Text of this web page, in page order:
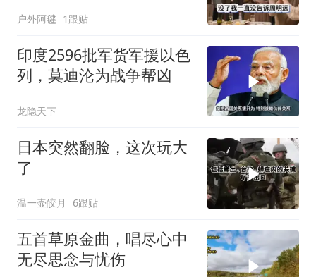
夫全家10人被新户主请出
家门
户外阿毽 1跟贴
印度2596批军货军援以色
列，莫迪沦为战争帮凶
龙隐天下
日本突然翻脸，这次玩大
了
温一壶皎月 6跟贴
五首草原金曲，唱尽心中
无尽思念与忧伤